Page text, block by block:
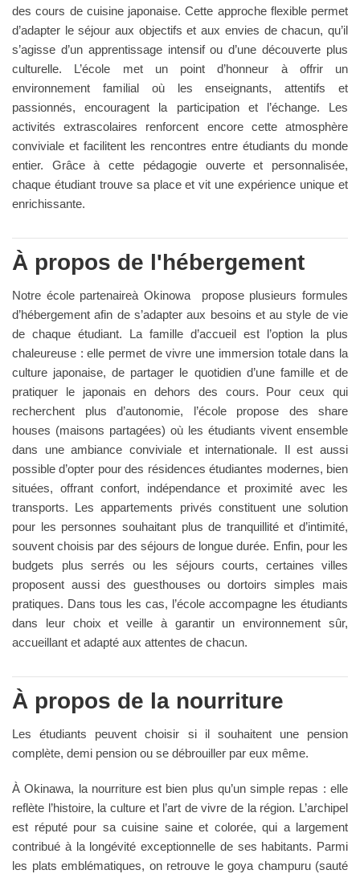
des cours de cuisine japonaise. Cette approche flexible permet
d’adapter le séjour aux objectifs et aux envies de chacun, qu’il
s’agisse d’un apprentissage intensif ou d’une découverte plus
culturelle. L’école met un point d’honneur à offrir un
environnement familial où les enseignants, attentifs et
passionnés, encouragent la participation et l’échange. Les
activités extrascolaires renforcent encore cette atmosphère
conviviale et facilitent les rencontres entre étudiants du monde
entier. Grâce à cette pédagogie ouverte et personnalisée,
chaque étudiant trouve sa place et vit une expérience unique et
enrichissante.
À propos de l'hébergement
Notre école partenaireà Okinowa propose plusieurs formules
d’hébergement afin de s’adapter aux besoins et au style de vie
de chaque étudiant. La famille d’accueil est l’option la plus
chaleureuse : elle permet de vivre une immersion totale dans la
culture japonaise, de partager le quotidien d’une famille et de
pratiquer le japonais en dehors des cours. Pour ceux qui
recherchent plus d’autonomie, l’école propose des share
houses (maisons partagées) où les étudiants vivent ensemble
dans une ambiance conviviale et internationale. Il est aussi
possible d’opter pour des résidences étudiantes modernes, bien
situées, offrant confort, indépendance et proximité avec les
transports. Les appartements privés constituent une solution
pour les personnes souhaitant plus de tranquillité et d’intimité,
souvent choisis par des séjours de longue durée. Enfin, pour les
budgets plus serrés ou les séjours courts, certaines villes
proposent aussi des guesthouses ou dortoirs simples mais
pratiques. Dans tous les cas, l’école accompagne les étudiants
dans leur choix et veille à garantir un environnement sûr,
accueillant et adapté aux attentes de chacun.
À propos de la nourriture
Les étudiants peuvent choisir si il souhaitent une pension
complète, demi pension ou se débrouiller par eux même.
À Okinawa, la nourriture est bien plus qu’un simple repas : elle
reflète l’histoire, la culture et l’art de vivre de la région. L’archipel
est réputé pour sa cuisine saine et colorée, qui a largement
contribué à la longévité exceptionnelle de ses habitants. Parmi
les plats emblématiques, on retrouve le goya champuru (sauté